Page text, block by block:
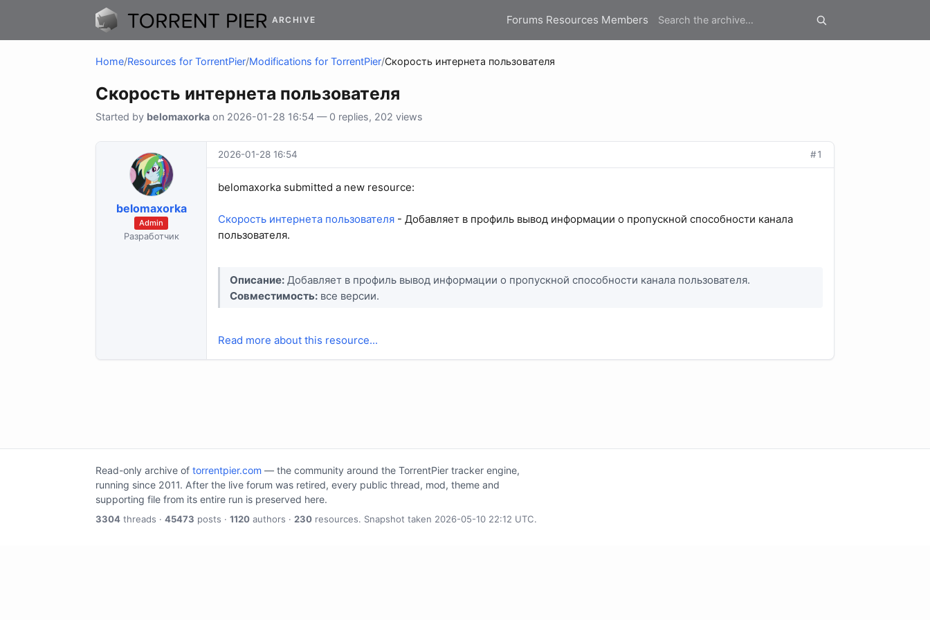
ARCHIVE Forums Resources Members
Home/Resources for TorrentPier/Modifications for TorrentPier/Скорость интернета пользователя
Скорость интернета пользователя
Started by belomaxorka on 2026-01-28 16:54 — 0 replies, 202 views
belomaxorka
Admin
Разработчик
2026-01-28 16:54 #1
belomaxorka submitted a new resource:
Скорость интернета пользователя - Добавляет в профиль вывод информации о пропускной способности канала
пользователя.
Описание: Добавляет в профиль вывод информации о пропускной способности канала пользователя.
Совместимость: все версии.
Read more about this resource...
Read-only archive of torrentpier.com — the community around the TorrentPier tracker engine,
running since 2011. After the live forum was retired, every public thread, mod, theme and
supporting file from its entire run is preserved here.
3304 threads · 45473 posts · 1120 authors · 230 resources. Snapshot taken 2026-05-10 22:12 UTC.